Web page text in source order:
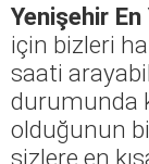
Yenişehir En
için bizleri
saati
durumunda
olduğunun
sizlere en